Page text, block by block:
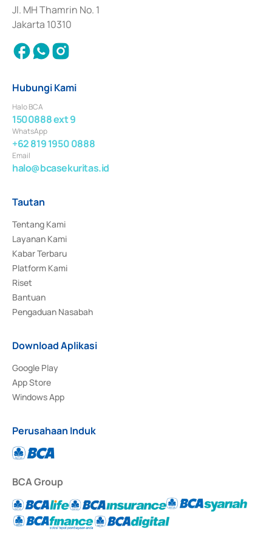
Jl. MH Thamrin No. 1
Jakarta 10310
Hubungi Kami
Halo BCA
1500888 ext 9
WhatsApp
+62 819 1950 0888
Email
halo@bcasekuritas.id
Tautan
Tentang Kami
Layanan Kami
Kabar Terbaru
Platform Kami
Riset
Bantuan
Pengaduan Nasabah
Download Aplikasi
Google Play
App Store
Windows App
Perusahaan Induk
BCA Group